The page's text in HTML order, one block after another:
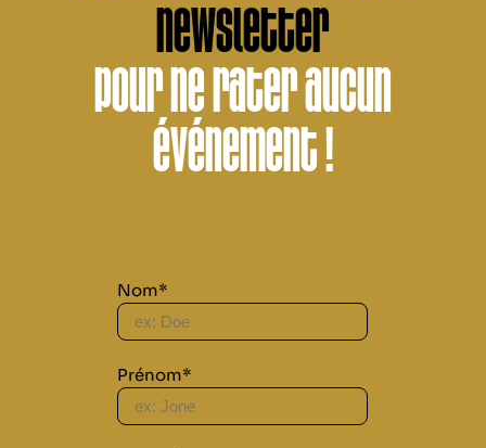
newsletter
pour ne rater aucun
événement !
Nom*
Prénom*